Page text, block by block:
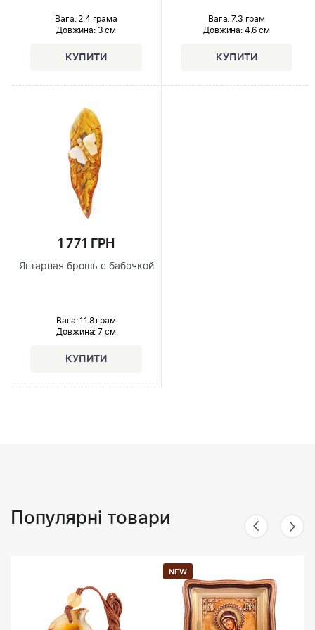
Вага: 2.4 грама
Довжина:3 см
Вага: 7.3 грам
Довжина:4.6 см
1 771 ГРН
Янтарная брошь с бабочкой
Вага: 11.8 грам
Довжина: 7 см
Популярні товари
NEW